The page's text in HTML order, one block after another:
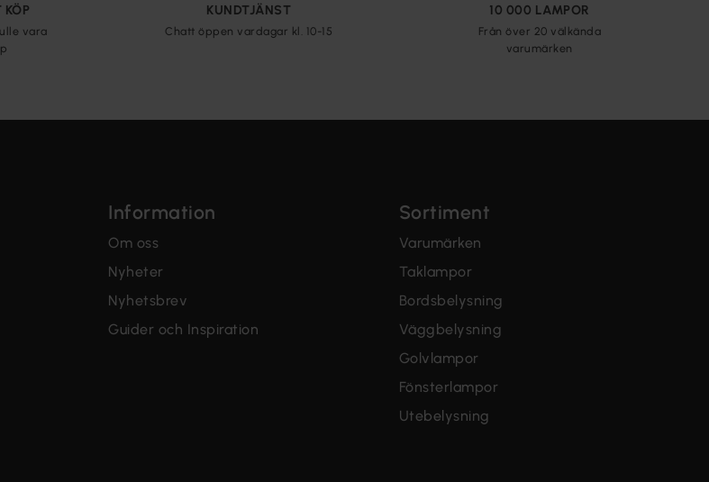
KÖP
vara
KUNDTJÄNST
Chatt öppen vardagar kl. 10-15
10 000 LAMPOR
Från över 20 välkända
varumärken
Information
Om oss
Nyheter
Nyhetsbrev
Guider och Inspiration
Sortiment
Varumärken
Taklampor
Bordsbelysning
Väggbelysning
Golvlampor
Fönsterlampor
Utebelysning